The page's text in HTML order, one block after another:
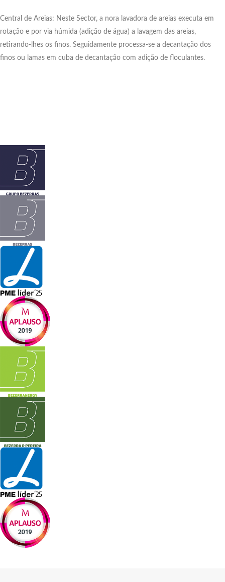
Central de Areias: Neste Sector, a nora lavadora de areias executa em
rotação e por via húmida (adição de água) a lavagem das areias,
retirando-lhes os finos. Seguidamente processa-se a decantação dos
finos ou lamas em cuba de decantação com adição de floculantes.